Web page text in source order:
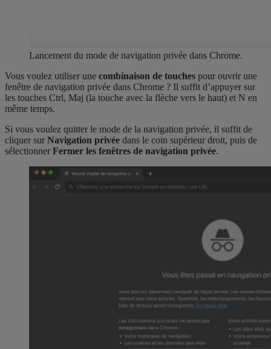
Lancement du mode de navigation privée dans Chrome.
Vous voulez utiliser une combinaison de touches pour ouvrir une
fenêtre de navigation privée dans Chrome ? Il suffit d’appuyer sur
les touches Ctrl, Maj (la touche avec la flèche vers le haut) et N en
même temps.
Si vous voulez quitter le mode de la navigation privée, il suffit de
cliquer sur Navigation privée dans le coin supérieur droit, puis de
sélectionner Fermer les fenêtres de navigation privée.